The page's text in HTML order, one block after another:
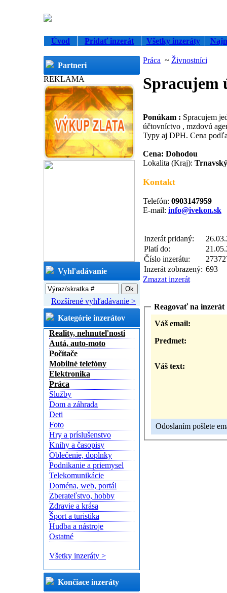
Úvod Pridať inzerát Všetky inzeráty
Partneri
REKLAMA
Vyhľadávanie
Rozšírené vyhľadávanie >
Kategórie inzerátov
Reality, nehnuteľnosti
Autá, auto-moto
Počítače
Mobilné telefóny
Elektronika
Práca
Služby
Dom a záhrada
Deti
Foto
Hry a príslušenstvo
Knihy a časopisy
Oblečenie, doplnky
Podnikanie a priemysel
Telekomunikácie
Doména, web, portál
Zberateľstvo, hobby
Zdravie a krása
Šport a turistika
Hudba a nástroje
Ostatné
Všetky inzeráty >
Končiace inzeráty
Práca ~ Živnostníci
Spracujem
Ponúkam : Spracujem
účtovníctvo , mzdovú
Typy aj DPH. Cena
Cena: Dohodou
Lokalita (Kraj):
Kontakt
Telefón: 0903147959
E-mail: info@ivekon.sk
Inzerát pridaný:
Platí do:
Číslo inzerátu:
Inzerát zobrazený: 693
Zmazat inzerát
Reagovať na inzerát
Váš email:
Predmet:
Váš text:
Odoslaním pošlete